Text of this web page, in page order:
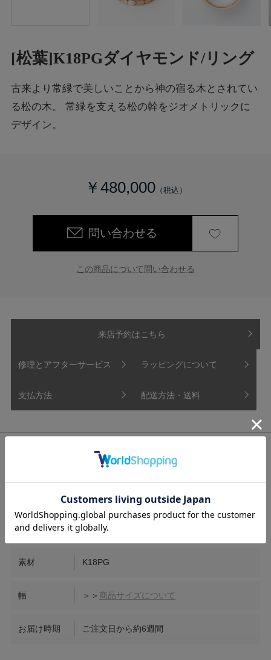
[松葉]K18PGダイヤモンド/リング
古来より常緑で美しいことから神の宿る木とされてい
る松の木。 常緑を支える松の幹をジオメトリックに
デザイン。
￥480,000
問い合わせる
この商品について問い合わせる
来店予約はこちら
修理とアフターサービス ラッピングについて
支払方法 配送方法・送料
ダイヤモンド
中石 0.03ct
素材 K18PG
幅 ＞＞ 商品サイズについて
お届け時期 ご注文日から約6週間